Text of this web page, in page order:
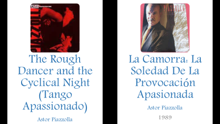
The Rough
Dancer and the
Cyclical Night
(Tango
Apassionado)
Astor Piazzolla
La Camorra: La
Soledad De La
Provocación
Apasionada
Astor Piazzolla
1989